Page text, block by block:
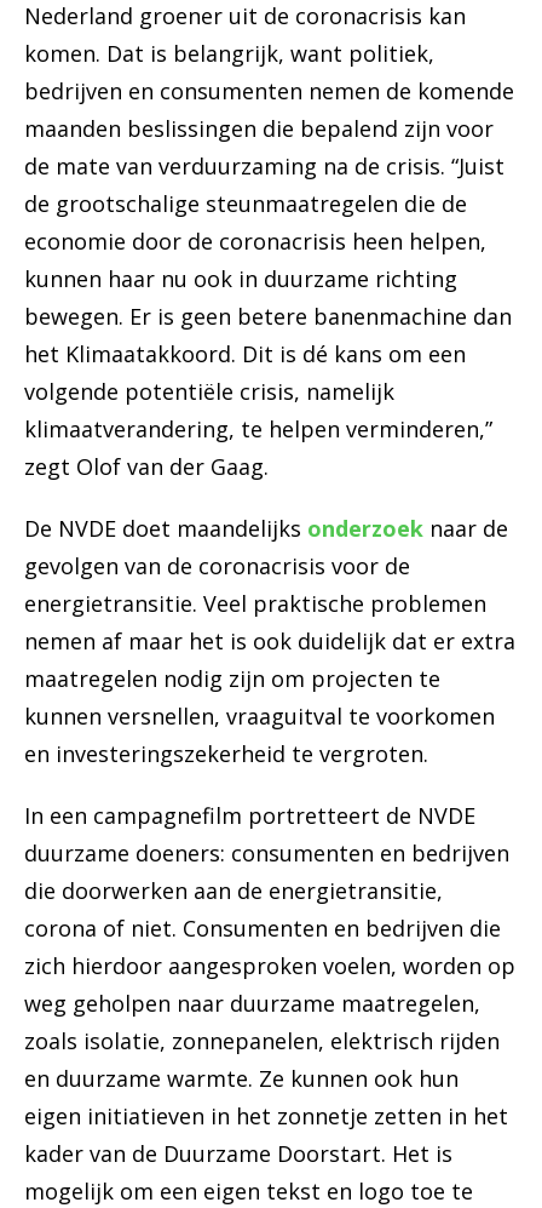
Nederland groener uit de coronacrisis kan
komen. Dat is belangrijk, want politiek,
bedrijven en consumenten nemen de komende
maanden beslissingen die bepalend zijn voor
de mate van verduurzaming na de crisis. “Juist
de grootschalige steunmaatregelen die de
economie door de coronacrisis heen helpen,
kunnen haar nu ook in duurzame richting
bewegen. Er is geen betere banenmachine dan
het Klimaatakkoord. Dit is dé kans om een
volgende potentiële crisis, namelijk
klimaatverandering, te helpen verminderen,”
zegt Olof van der Gaag.
De NVDE doet maandelijks onderzoek naar de
gevolgen van de coronacrisis voor de
energietransitie. Veel praktische problemen
nemen af maar het is ook duidelijk dat er extra
maatregelen nodig zijn om projecten te
kunnen versnellen, vraaguitval te voorkomen
en investeringszekerheid te vergroten.
In een campagnefilm portretteert de NVDE
duurzame doeners: consumenten en bedrijven
die doorwerken aan de energietransitie,
corona of niet. Consumenten en bedrijven die
zich hierdoor aangesproken voelen, worden op
weg geholpen naar duurzame maatregelen,
zoals isolatie, zonnepanelen, elektrisch rijden
en duurzame warmte. Ze kunnen ook hun
eigen initiatieven in het zonnetje zetten in het
kader van de Duurzame Doorstart. Het is
mogelijk om een eigen tekst en logo toe te